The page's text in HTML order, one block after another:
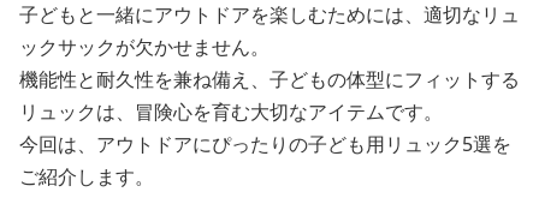
子どもと一緒にアウトドアを楽しむためには、適切なリュ
ックサックが欠かせません。
機能性と耐久性を兼ね備え、子どもの体型にフィットする
リュックは、冒険心を育む大切なアイテムです。
今回は、アウトドアにぴったりの子ども用リュック5選を
ご紹介します。